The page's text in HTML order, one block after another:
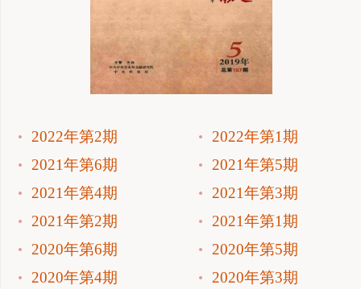
2022年第2期
2022年第1期
2021年第6期
2021年第5期
2021年第4期
2021年第3期
2021年第2期
2021年第1期
2020年第6期
2020年第5期
2020年第4期
2020年第3期